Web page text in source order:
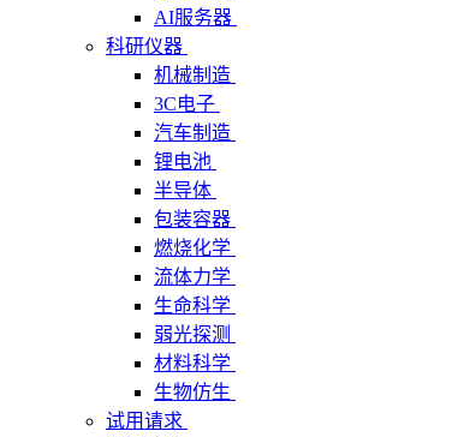
AI服务器
科研仪器
机械制造
3C电子
汽车制造
锂电池
半导体
包装容器
燃烧化学
流体力学
生命科学
弱光探测
材料科学
生物仿生
试用请求